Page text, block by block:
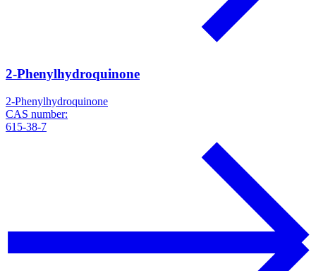
2-Phenylhydroquinone
2-Phenylhydroquinone
CAS number:
615-38-7